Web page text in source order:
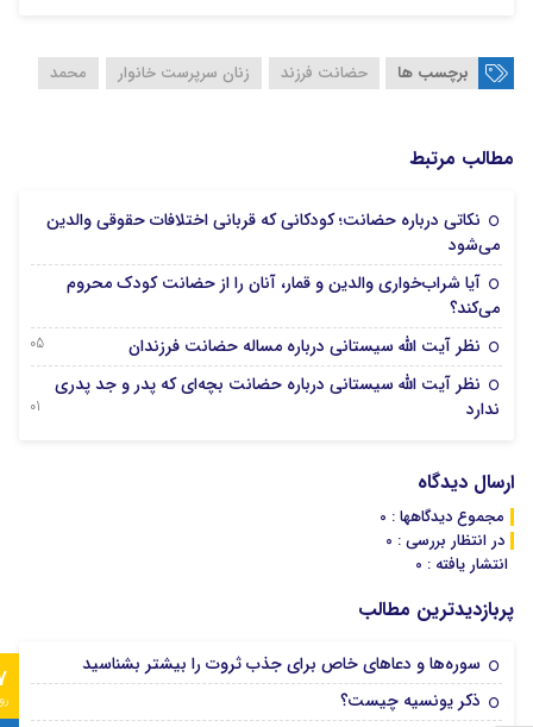
برچسب ها حضانت فرزند زنان سرپرست خانوار محمد
مطالب مرتبط
نکاتی درباره حضانت؛ کودکانی که قربانی اختلافات حقوقی والدین
می‌شود
آیا شراب‌خواری والدین و قمار، آنان را از حضانت کودک محروم
می‌کند؟
نظر آیت الله سیستانی درباره مساله حضانت فرزندان 05 آگوست 2025
نظر آیت الله سیستانی درباره حضانت بچه‌ای که پدر و جد پدری
ندارد
01 آگوست 2025
ارسال دیدگاه
مجموع دیدگاهها : 0
در انتظار بررسی : 0
انتشار یافته : 0
پربازدیدترین مطالب
سوره‌ها و دعاهای خاص برای جذب ثروت را بیشتر بشناسید
ذکر یونسیه چیست؟